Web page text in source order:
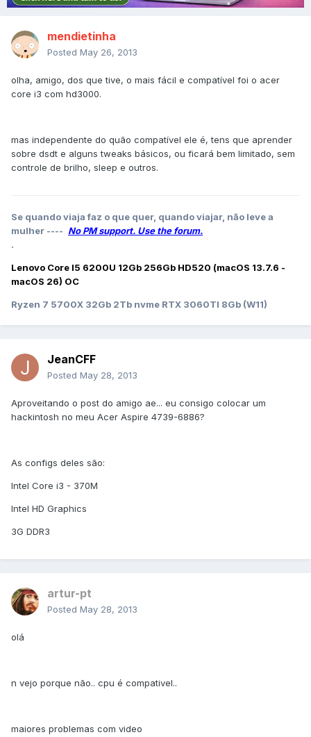
mendietinha
Posted May 26, 2013
olha, amigo, dos que tive, o mais fácil e compatível foi o acer
core i3 com hd3000.
mas independente do quão compatível ele é, tens que aprender
sobre dsdt e alguns tweaks básicos, ou ficará bem limitado, sem
controle de brilho, sleep e outros.
Se quando viaja faz o que quer, quando viajar, não leve a
mulher ---- No PM support. Use the forum.
.
Lenovo Core I5 6200U 12Gb 256Gb HD520 (macOS 13.7.6 -
macOS 26) OC
Ryzen 7 5700X 32Gb 2Tb nvme RTX 3060TI 8Gb (W11)
JeanCFF
Posted May 28, 2013
Aproveitando o post do amigo ae... eu consigo colocar um
hackintosh no meu Acer Aspire 4739-6886?
As configs deles são:
Intel Core i3 - 370M
Intel HD Graphics
3G DDR3
artur-pt
Posted May 28, 2013
olá
n vejo porque não.. cpu é compativel..
maiores problemas com video